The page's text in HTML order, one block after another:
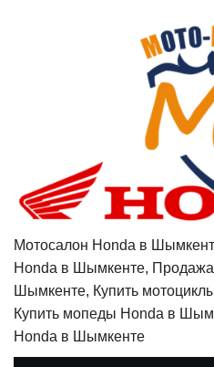
Мотосалон Honda в
Honda в Шымкенте,
Шымкенте, Купить
Купить мопеды Honda в
Honda в Шымкенте